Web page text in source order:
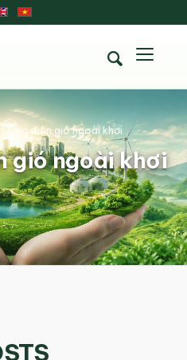
gió ngoài khơi
điện gió ngoài khơi